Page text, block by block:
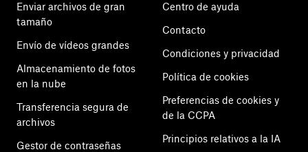
Enviar archivos de gran
tamaño
Envío de vídeos grandes
Almacenamiento de fotos
en la nube
Transferencia segura de
archivos
Gestor de contraseñas
Centro de ayuda
Contacto
Condiciones y privacidad
Política de cookies
Preferencias de cookies y
de la CCPA
Principios relativos a la IA